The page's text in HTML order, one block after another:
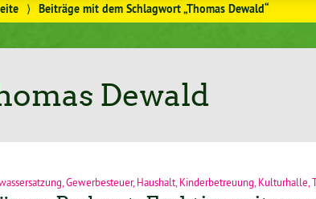
⟩ Beiträge mit dem Schlagwort „Thomas Dewald“
Dewald
Gewerbesteuer, Haushalt Kinderbetreuung Kulturhalle